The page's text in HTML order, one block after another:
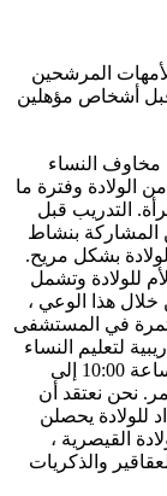
المرشحين
أشخاص مؤهلين
مخاوف النساء
الولادة وفترة ما
التدريب قبل
المشاركة بنشاط
بشكل مريح.
للولادة وتشمل
خلال هذا الوعي ،
في المستشفى
لتعليم النساء
الحوامل. البرنامج الأسبوعي الذي يستمر من الساعة 10:00 إلى
نحن نعتقد أن
للولادة يحصلن
القيصرية ،
والذكريات